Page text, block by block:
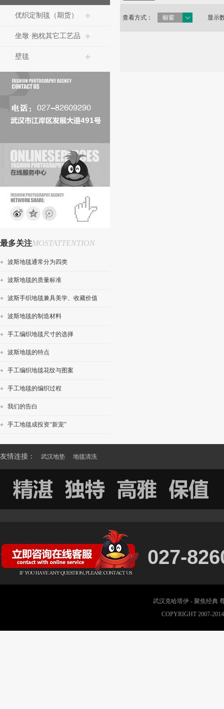
优织定制毯（期货）
坐墩·抱枕其它工艺品
壁毯
最多关注MOSTATTENTION
波斯地毯通常分为四类
波斯地毯的质量标准
波斯手织地毯兼具美学、收藏价值
波斯地毯的制造材料
手工编织地毯尺寸的选择
波斯地毯的特点
手工编织地毯花纹与图案
手工地毯的编织过程
我们的告白
手工地毯成投资“新宠”
查看方式： 橱窗 显示
友情连接： 武汉地垫 地毯清洗
027-
武汉克哈塔伊 - 聚焦经典
COPYRIGHT 2007-